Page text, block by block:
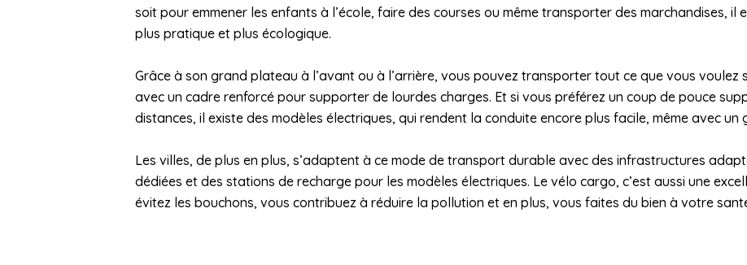
soit pour emmener les enfants à l’école, faire des courses ou même transporter des marchandises, il
plus pratique et plus écologique.
Grâce à son grand plateau à l’avant ou à l’arrière, vous pouvez transporter tout ce que vous voulez
avec un cadre renforcé pour supporter de lourdes charges. Et si vous préférez un coup de pouce
distances, il existe des modèles électriques, qui rendent la conduite encore plus facile, même avec un
Les villes, de plus en plus, s’adaptent à ce mode de transport durable avec des infrastructures
dédiées et des stations de recharge pour les modèles électriques. Le vélo cargo, c’est aussi une
évitez les bouchons, vous contribuez à réduire la pollution et en plus, vous faites du bien à votre